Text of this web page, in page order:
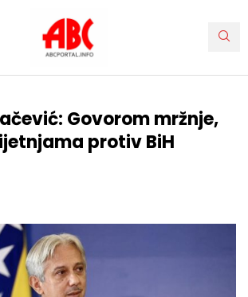
Govorom mržnje,
protiv BiH